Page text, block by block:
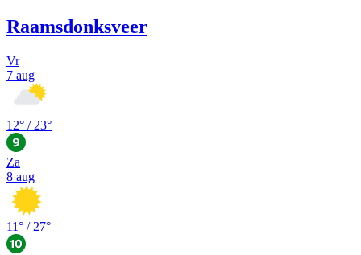
Raamsdonksveer
Vr
7 aug
12° / 23°
Za
8 aug
11° / 27°